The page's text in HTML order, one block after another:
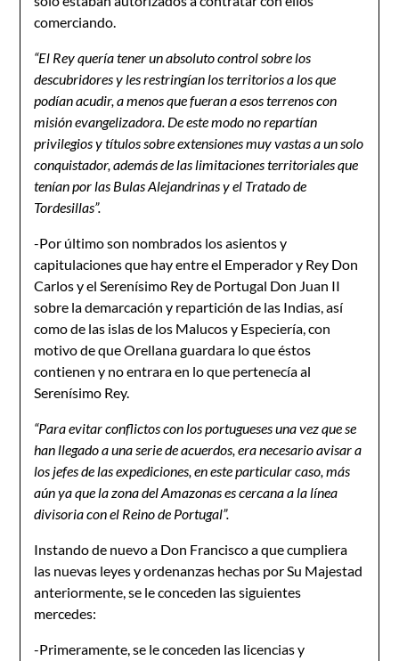
comerciando.
“El Rey quería tener un absoluto control sobre los
descubridores y les restringían los territorios a los que
podían acudir, a menos que fueran a esos terrenos con
misión evangelizadora. De este modo no repartían
privilegios y títulos sobre extensiones muy vastas a un solo
conquistador, además de las limitaciones territoriales que
tenían por las Bulas Alejandrinas y el Tratado de
Tordesillas”.
-Por último son nombrados los asientos y
capitulaciones que hay entre el Emperador y Rey Don
Carlos y el Serenísimo Rey de Portugal Don Juan II
sobre la demarcación y repartición de las Indias, así
como de las islas de los Malucos y Especiería, con
motivo de que Orellana guardara lo que éstos
contienen y no entrara en lo que pertenecía al
Serenísimo Rey.
“Para evitar conflictos con los portugueses una vez que se
han llegado a una serie de acuerdos, era necesario avisar a
los jefes de las expediciones, en este particular caso, más
aún ya que la zona del Amazonas es cercana a la línea
divisoria con el Reino de Portugal”.
Instando de nuevo a Don Francisco a que cumpliera
las nuevas leyes y ordenanzas hechas por Su Majestad
anteriormente, se le conceden las siguientes
mercedes:
-Primeramente, se le conceden las licencias y